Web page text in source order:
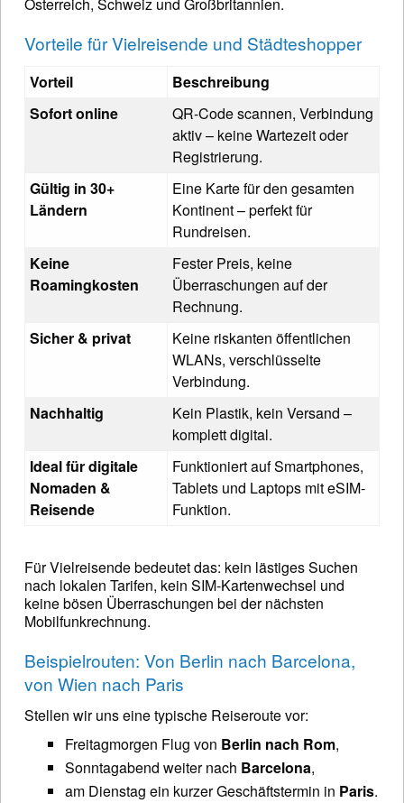
Österreich, Schweiz und Großbritannien.
Vorteile für Vielreisende und Städteshopper
Vorteil
Beschreibung
Sofort online
QR-Code scannen, Verbindung
aktiv – keine Wartezeit oder
Registrierung.
Gültig in 30+
Ländern
Eine Karte für den gesamten
Kontinent – perfekt für
Rundreisen.
Keine
Roamingkosten
Fester Preis, keine
Überraschungen auf der
Rechnung.
Sicher & privat
Keine riskanten öffentlichen
WLANs, verschlüsselte
Verbindung.
Nachhaltig
Kein Plastik, kein Versand –
komplett digital.
Ideal für digitale
Nomaden &
Reisende
Funktioniert auf Smartphones,
Tablets und Laptops mit eSIM-
Funktion.
Für Vielreisende bedeutet das: kein lästiges Suchen
nach lokalen Tarifen, kein SIM-Kartenwechsel und
keine bösen Überraschungen bei der nächsten
Mobilfunkrechnung.
Beispielrouten: Von Berlin nach Barcelona,
von Wien nach Paris
Stellen wir uns eine typische Reiseroute vor:
Freitagmorgen Flug von Berlin nach Rom,
Sonntagabend weiter nach Barcelona,
am Dienstag ein kurzer Geschäftstermin in Paris.